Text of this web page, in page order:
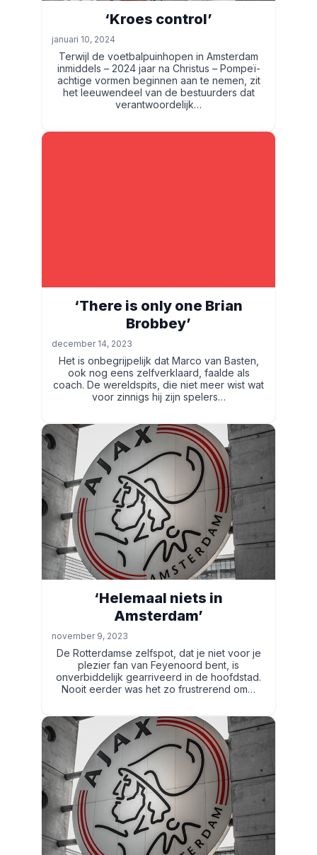
‘Kroes control’
januari 10, 2024
Terwijl de voetbalpuinhopen in Amsterdam
inmiddels – 2024 jaar na Christus – Pompeï-
achtige vormen beginnen aan te nemen, zit
het leeuwendeel van de bestuurders dat
verantwoordelijk…
‘There is only one Brian
Brobbey’
december 14, 2023
Het is onbegrijpelijk dat Marco van Basten,
ook nog eens zelfverklaard, faalde als
coach. De wereldspits, die niet meer wist wat
voor zinnigs hij zijn spelers…
‘Helemaal niets in
Amsterdam’
november 9, 2023
De Rotterdamse zelfspot, dat je niet voor je
plezier fan van Feyenoord bent, is
onverbiddelijk gearriveerd in de hoofdstad.
Nooit eerder was het zo frustrerend om…